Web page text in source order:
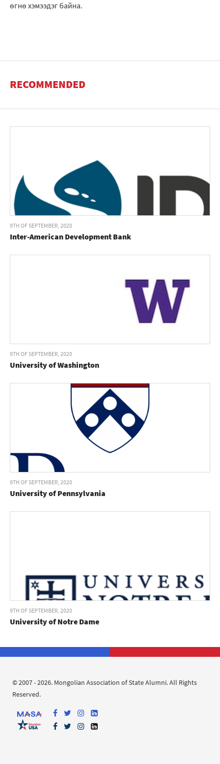
өгнө хэмээдэг байна.
RECOMMENDED
9TH OF SEPTEMBER, 2020
Inter-American Development Bank
9TH OF SEPTEMBER, 2020
University of Washington
9TH OF SEPTEMBER, 2020
University of Pennsylvania
9TH OF SEPTEMBER, 2020
University of Notre Dame
© 2007 - 2026. Mongolian Association of State Alumni. All Rights
Reserved.